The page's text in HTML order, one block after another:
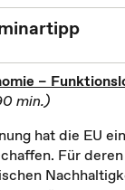
–
min.)
hat die EU
Für